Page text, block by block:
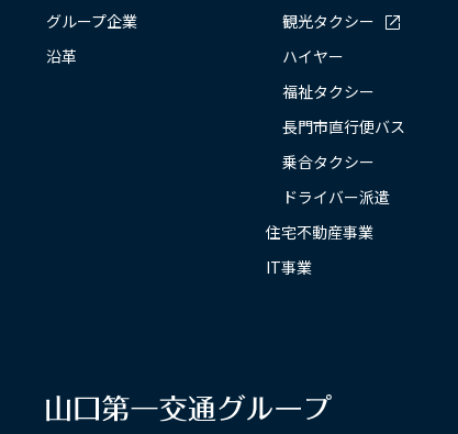
グループ企業
沿革
観光タクシー
ハイヤー
福祉タクシー
長門市直行便バス
乗合タクシー
ドライバー派遣
住宅不動産事業
IT事業